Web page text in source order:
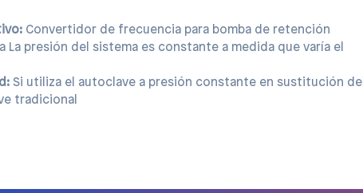
Convertidor de frecuencia para bomba de retención
La presión del sistema es constante a medida que varía el
Si utiliza el autoclave a presión constante en sustitución del
tradicional